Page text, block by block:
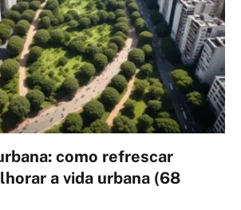
como refrescar
a vida urbana (68